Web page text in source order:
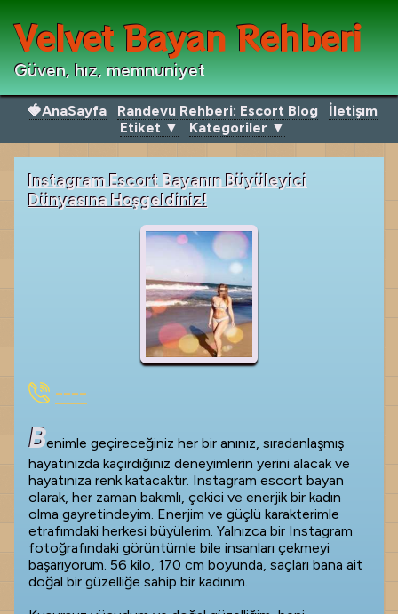
Velvet Bayan Rehberi
Güven, hız, memnuniyet
🍓AnaSayfa Randevu Rehberi: Escort Blog
İletişım
Etiket ▼
Kategoriler ▼
Instagram Escort Bayanın Büyüleyici
Dünyasına Hoşgeldiniz!
----
Benimle geçireceğiniz her bir anınız, sıradanlaşmış
hayatınızda kaçırdığınız deneyimlerin yerini alacak ve
hayatınıza renk katacaktır. Instagram escort bayan
olarak, her zaman bakımlı, çekici ve enerjik bir kadın
olma gayretindeyim. Enerjim ve güçlü karakterimle
etrafımdaki herkesi büyülerim. Yalnızca bir Instagram
fotoğrafındaki görüntümle bile insanları çekmeyi
başarıyorum. 56 kilo, 170 cm boyunda, saçları bana ait
doğal bir güzelliğe sahip bir kadınım.